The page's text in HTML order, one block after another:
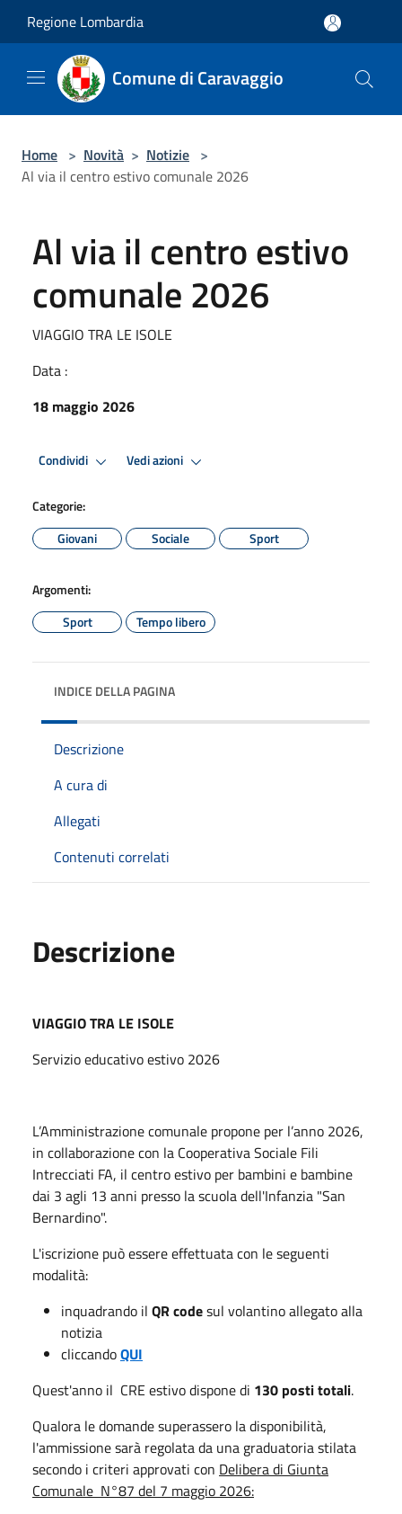
Regione Lombardia
Comune di Caravaggio
Home > Novità > Notizie >
Al via il centro estivo comunale 2026
Al via il centro estivo
comunale 2026
VIAGGIO TRA LE ISOLE
Data :
18 maggio 2026
Condividi Vedi azioni
Categorie:
Giovani
Sociale Sport
Argomenti:
Sport
Tempo libero
INDICE DELLA PAGINA
Descrizione
A cura di
Allegati
Contenuti correlati
Descrizione
VIAGGIO TRA LE ISOLE
Servizio educativo estivo 2026
L’Amministrazione comunale propone per l’anno 2026,
in collaborazione con la Cooperativa Sociale Fili
Intrecciati FA, il centro estivo per bambini e bambine
dai 3 agli 13 anni presso la scuola dell'Infanzia "San
Bernardino".
L'iscrizione può essere effettuata con le seguenti
modalità:
inquadrando il QR codesul volantino allegato alla
notizia
cliccandoQUI
Quest'anno il CRE estivo dispone di 130 posti totali.
Qualora le domande superassero la disponibilità,
l'ammissione sarà regolata da una graduatoria stilata
secondo i criteri approvati con Delibera di Giunta
Comunale N°87 del 7 maggio 2026: